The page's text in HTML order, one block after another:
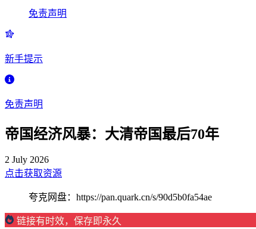
免责声明
新手提示
免责声明
帝国经济风暴：大清帝国最后70年
2 July 2026
点击获取资源
夸克网盘：https://pan.quark.cn/s/90d5b0fa54ae
链接有时效，保存即永久